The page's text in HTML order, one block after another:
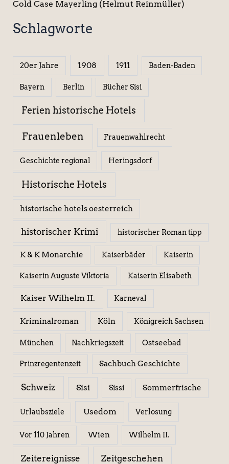
Cold Case Mayerling (Helmut Reinmüller)
Schlagworte
20er Jahre 1908 1911 Baden-Baden
Bayern Berlin Bücher Sisi
Ferien historische Hotels
Frauenleben Frauenwahlrecht
Geschichte regional Heringsdorf
Historische Hotels
historische hotels oesterreich
historischer Krimi historischer Roman tipp
K & K Monarchie Kaiserbäder Kaiserin
Kaiserin Auguste Viktoria Kaiserin Elisabeth
Kaiser Wilhelm II. Karneval
Kriminalroman Köln Königreich Sachsen
München Nachkriegszeit Ostseebad
Prinzregentenzeit Sachbuch Geschichte
Schweiz Sisi Sissi Sommerfrische
Urlaubsziele Usedom Verlosung
Vor 110 Jahren Wien Wilhelm II.
Zeitereignisse Zeitgeschehen